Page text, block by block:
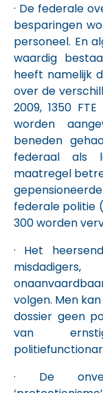
· De federale
besparingen
personeel. En
waardig
heeft namelijk
over de
2009, 1350
worden
beneden
federaal als
maatregel
federale politie
300 worden
· Het
volgen. Men
dossier geen
van
· De